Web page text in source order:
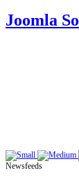
Joomla
Newsfeeds